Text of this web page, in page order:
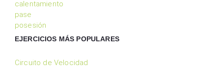
calentamiento
pase
posesión
EJERCICIOS MÁS POPULARES
Circuito de Velocidad